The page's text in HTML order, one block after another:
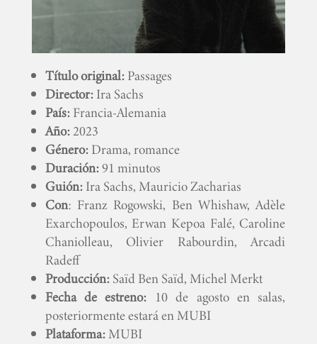
Título original:Passages
Director:Ira Sachs
País:Francia-Alemania
Año:2023
Género:Drama, romance
Duración:91 minutos
Guión:Ira Sachs, Mauricio Zacharias
Con: Franz Rogowski, Ben Whishaw, Adèle
Exarchopoulos, Erwan Kepoa Falé, Caroline
Chaniolleau, Olivier Rabourdin, Arcadi
Radeff
Producción:Saïd Ben Saïd, Michel Merkt
Fecha de estreno: 10 de agosto en salas,
posteriormente estará en MUBI
Plataforma:MUBI